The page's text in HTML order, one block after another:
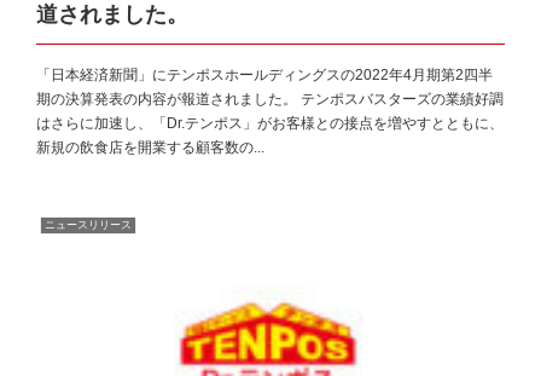
道されました。
「日本経済新聞」にテンポスホールディングスの2022年4月期第2四半
期の決算発表の内容が報道されました。 テンポスバスターズの業績好調
はさらに加速し、「Dr.テンポス」がお客様との接点を増やすとともに、
新規の飲食店を開業する顧客数の...
ニュースリリース